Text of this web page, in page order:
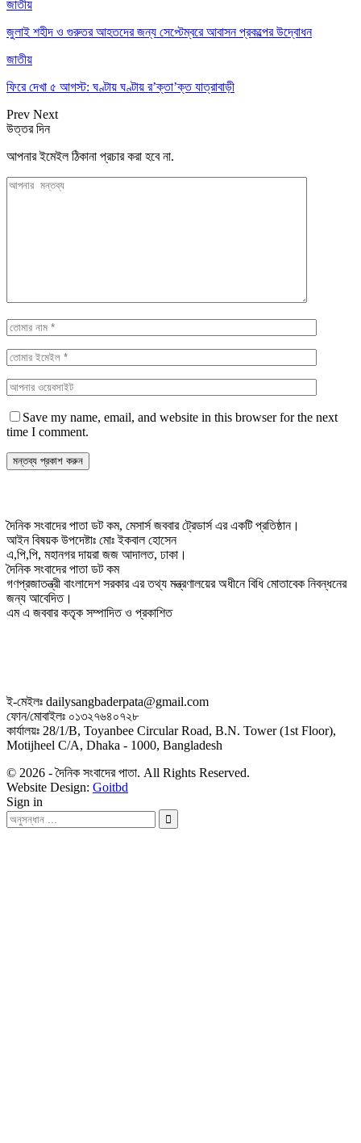
জাতীয়
জুলাই শহীদ ও গুরুতর আহতদের জন্য সেপ্টেম্বরে আবাসন প্রকল্পের উদ্বোধন
জাতীয়
ফিরে দেখা ৫ আগস্ট: ঘণ্টায় ঘণ্টায় র’ক্তা’ক্ত যাত্রাবাড়ী
Prev Next
উত্তর দিন
আপনার ইমেইল ঠিকানা প্রচার করা হবে না.
Save my name, email, and website in this browser for the next
time I comment.
দৈনিক সংবাদের পাতা ডট কম, মেসার্স জববার ট্রেডার্স এর একটি প্রতিষ্ঠান।
আইন বিষয়ক উপদেষ্টাঃ মোঃ ইকবাল হোসেন
এ,পি,পি, মহানগর দায়রা জজ আদালত, ঢাকা।
দৈনিক সংবাদের পাতা ডট কম
গণপ্রজাতন্ত্রী বাংলাদেশ সরকার এর তথ্য মন্ত্রণালয়ের অধীনে বিধি মোতাবেক নিবন্ধনের
জন্য আবেদিত।
এম এ জববার কতৃক সম্পাদিত ও প্রকাশিত
ই-মেইলঃ dailysangbaderpata@gmail.com
ফোন/মোবাইলঃ ০১৩২৭৬৪০৭২৮
কার্যালয়ঃ 28/1/B, Toyanbee Circular Road, B.N. Tower (1st Floor),
Motijheel C/A, Dhaka - 1000, Bangladesh
© 2026 - দৈনিক সংবাদের পাতা. All Rights Reserved.
Website Design: Goitbd
Sign in